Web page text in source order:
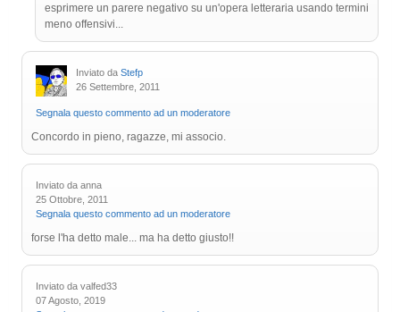
esprimere un parere negativo su un'opera letteraria usando termini
meno offensivi...
Inviato da Stefp
26 Settembre, 2011
Segnala questo commento ad un moderatore
Concordo in pieno, ragazze, mi associo.
Inviato da anna
25 Ottobre, 2011
Segnala questo commento ad un moderatore
forse l'ha detto male... ma ha detto giusto!!
Inviato da valfed33
07 Agosto, 2019